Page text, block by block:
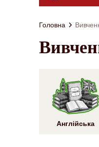
Головна
Англійська